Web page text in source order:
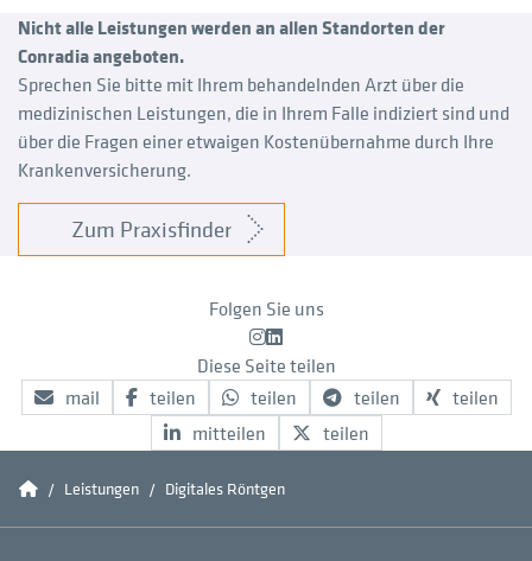
Nicht alle Leistungen werden an allen Standorten der
Conradia angeboten.
Sprechen Sie bitte mit Ihrem behandelnden Arzt über die
medizinischen Leistungen, die in Ihrem Falle indiziert sind und
über die Fragen einer etwaigen Kostenübernahme durch Ihre
Krankenversicherung.
Zum Praxisfinder
Folgen Sie uns
Instagram
LinkedIn
Diese Seite teilen
mail
teilen teilen teilen
teilen
mitteilen
teilen
ConradiaLeistungen Digitales Röntgen